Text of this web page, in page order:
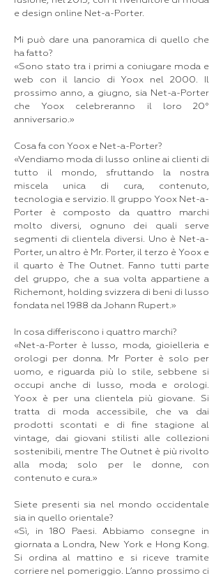
e design online Net-a-Porter.
Mi può dare una panoramica di quello che
ha fatto?
«Sono stato tra i primi a coniugare moda e
web con il lancio di Yoox nel 2000. Il
prossimo anno, a giugno, sia Net-a-Porter
che Yoox celebreranno il loro 20°
anniversario.»
Cosa fa con Yoox e Net-a-Porter?
«Vendiamo moda di lusso online ai clienti di
tutto il mondo, sfruttando la nostra
miscela unica di cura, contenuto,
tecnologia e servizio. Il gruppo Yoox Net-a-
Porter è composto da quattro marchi
molto diversi, ognuno dei quali serve
segmenti di clientela diversi. Uno è Net-a-
Porter, un altro è Mr. Porter, il terzo è Yoox e
il quarto è The Outnet. Fanno tutti parte
del gruppo, che a sua volta appartiene a
Richemont, holding svizzera di beni di lusso
fondata nel 1988 da Johann Rupert.»
In cosa differiscono i quattro marchi?
«Net-a-Porter è lusso, moda, gioielleria e
orologi per donna. Mr Porter è solo per
uomo, e riguarda più lo stile, sebbene si
occupi anche di lusso, moda e orologi.
Yoox è per una clientela più giovane. Si
tratta di moda accessibile, che va dai
prodotti scontati e di fine stagione al
vintage, dai giovani stilisti alle collezioni
sostenibili, mentre The Outnet è più rivolto
alla moda; solo per le donne, con
contenuto e cura.»
Siete presenti sia nel mondo occidentale
sia in quello orientale?
«Sì, in 180 Paesi. Abbiamo consegne in
giornata a Londra, New York e Hong Kong.
Si ordina al mattino e si riceve tramite
corriere nel pomeriggio. L’anno prossimo ci